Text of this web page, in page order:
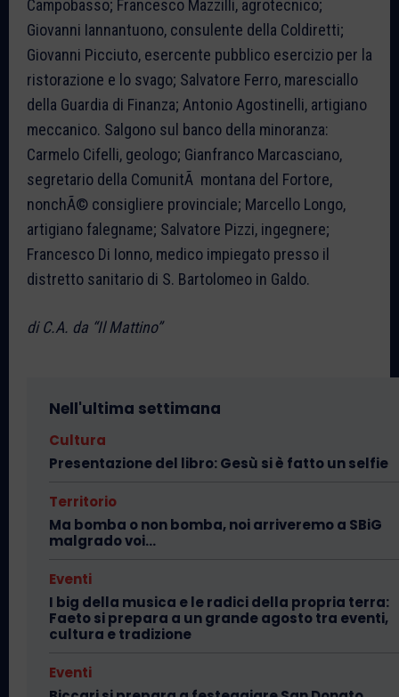
Campobasso; Francesco Mazzilli, agrotecnico;
Giovanni Iannantuono, consulente della Coldiretti;
Giovanni Picciuto, esercente pubblico esercizio per la
ristorazione e lo svago; Salvatore Ferro, maresciallo
della Guardia di Finanza; Antonio Agostinelli, artigiano
meccanico. Salgono sul banco della minoranza:
Carmelo Cifelli, geologo; Gianfranco Marcasciano,
segretario della ComunitÃ montana del Fortore,
nonchÃ© consigliere provinciale; Marcello Longo,
artigiano falegname; Salvatore Pizzi, ingegnere;
Francesco Di Ionno, medico impiegato presso il
distretto sanitario di S. Bartolomeo in Galdo.
di C.A. da “Il Mattino”
Nell'ultima settimana
Cultura
Presentazione del libro: Gesù si è fatto un selfie
Territorio
Ma bomba o non bomba, noi arriveremo a SBiG
malgrado voi…
Eventi
I big della musica e le radici della propria terra:
Faeto si prepara a un grande agosto tra eventi,
cultura e tradizione
Eventi